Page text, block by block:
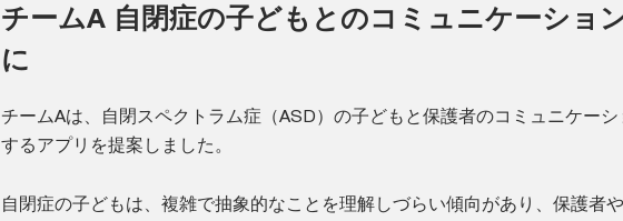
チームA 自閉症の子どもとのコミュニケーショ
に
チームAは、自閉スペクトラム症（ASD）の子どもと保護者のコミュニケーシ
するアプリを提案しました。
自閉症の子どもは、複雑で抽象的なことを理解しづらい傾向があり、保護者